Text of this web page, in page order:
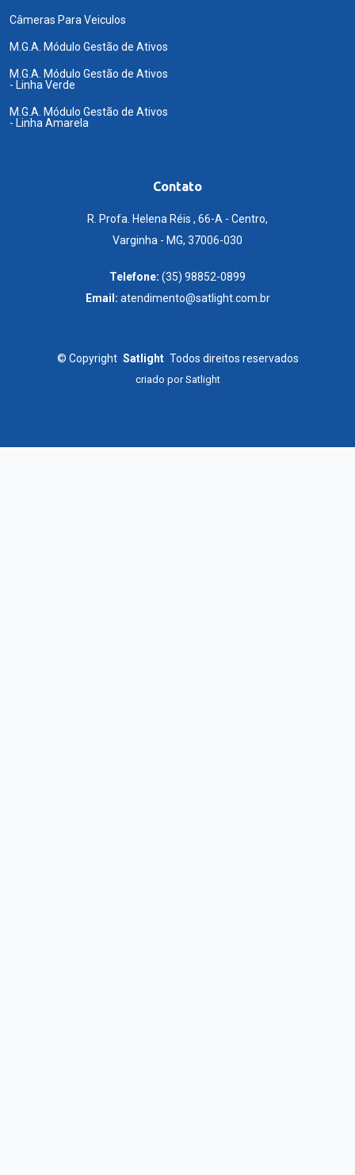
Câmeras Para Veiculos
M.G.A. Módulo Gestão de Ativos
M.G.A. Módulo Gestão de Ativos
- Linha Verde
M.G.A. Módulo Gestão de Ativos
- Linha Amarela
Contato
R. Profa. Helena Réis , 66-A - Centro,
Varginha - MG, 37006-030
Telefone: (35) 98852-0899
Email: atendimento@satlight.com.br
© Copyright Satlight Todos direitos reservados
criado porSatlight